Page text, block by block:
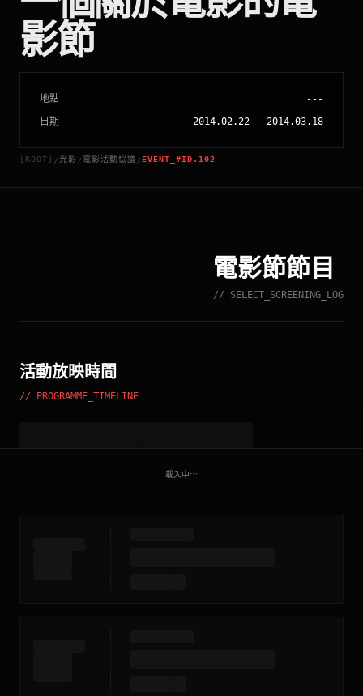
[ROOT] /光影 /電影活動協議 /EVENT_#ID.102
影節
地點
---
日期
2014.02.22 - 2014.03.18
電影節節目
// SELECT_SCREENING_LOG
活動放映時間
// PROGRAMME_TIMELINE
載入中⋯